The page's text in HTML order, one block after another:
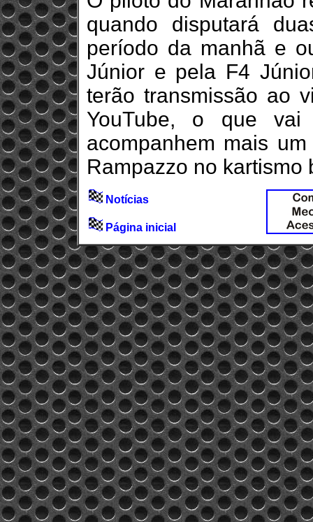
quando disputará
período da manhã e
Júnior e pela F4
terão transmissão ao
YouTube, o que vai
acompanhem mais
Rampazzo no kartismo
Notícias
Página inicial